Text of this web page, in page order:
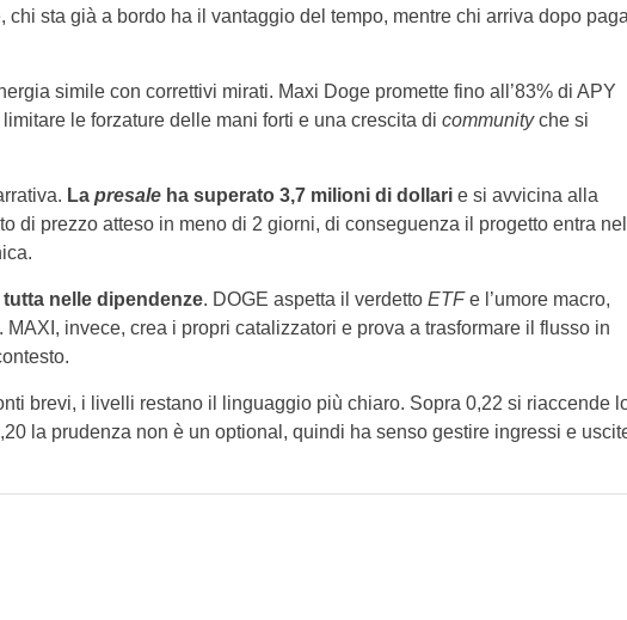
sta già a bordo ha il vantaggio del tempo, mentre chi arriva dopo
simile con correttivi mirati. Maxi Doge promette fino all’83% di APY
le forzature delle mani forti e una crescita di communityche si
La presaleha superato 3,7 milioni di dollarie si avvicina alla
di prezzo atteso in meno di 2 giorni, di conseguenza il progetto entra nel
nelle dipendenze. DOGE aspetta il verdetto ETFe l’umore macro,
invece, crea i propri catalizzatori e prova a trasformare il flusso in
brevi, i livelli restano il linguaggio più chiaro. Sopra 0,22 si riaccende
la prudenza non è un optional, quindi ha senso gestire ingressi e